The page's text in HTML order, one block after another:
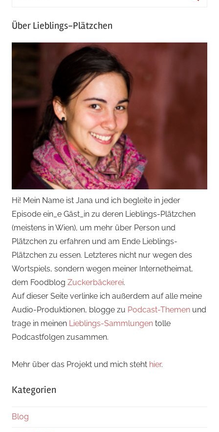
Über Lieblings-Plätzchen
Hi! Mein Name ist Jana und ich begleite in jeder
Episode ein_e Gäst_in zu deren Lieblings-Plätzchen
(meistens in Wien), um mehr über Person und
Plätzchen zu erfahren und am Ende Lieblings-
Plätzchen zu essen. Letzteres nicht nur wegen des
Wortspiels, sondern wegen meiner Internetheimat,
dem Foodblog Zuckerbäckerei.
Auf dieser Seite verlinke ich außerdem auf alle meine
Audio-Produktionen, blogge zu Podcast-Themen und
trage in meinen Lieblings-Sammlungen tolle
Podcastfolgen zusammen.
Mehr über das Projekt und mich steht hier.
Kategorien
Blog